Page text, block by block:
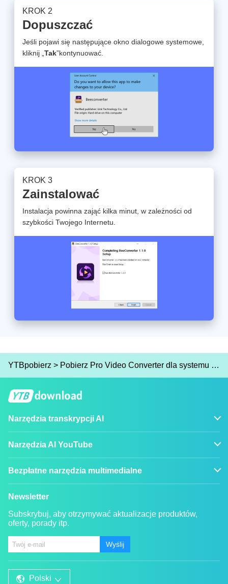
KROK 2
Dopuszczać
Jeśli pojawi się następujące okno dialogowe systemowe,
kliknij „ Tak”kontynuować.
KROK 3
Zainstalować
Instalacja powinna zająć kilka minut, w zależności od
szybkości Twojego Internetu.
YTBpobierz > Pobierz Pro Video Converter dla systemu Windows
Narzędzia transkrypcji AI
Narzędzia AI YouTube
Bezpłatne narzędzia multimedialne
Newsletter
Subskrybuj, aby otrzymywać aktualizacje produktów,
oferty, porady itp.
Wyślij
Polski